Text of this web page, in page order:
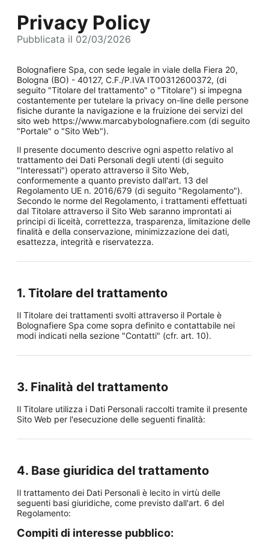
Privacy Policy
Pubblicata il 02/03/2026
Bolognafiere Spa, con sede legale in viale della Fiera 20,
Bologna (BO) - 40127, C.F./P.IVA IT00312600372, (di
seguito "Titolare del trattamento" o "Titolare") si impegna
costantemente per tutelare la privacy on-line delle persone
fisiche durante la navigazione e la fruizione dei servizi del
sito web https://www.marcabybolognafiere.com (di seguito
"Portale" o "Sito Web").
Il presente documento descrive ogni aspetto relativo al
trattamento dei Dati Personali degli utenti (di seguito
"Interessati") operato attraverso il Sito Web,
conformemente a quanto previsto dall'art. 13 del
Regolamento UE n. 2016/679 (di seguito "Regolamento").
Secondo le norme del Regolamento, i trattamenti effettuati
dal Titolare attraverso il Sito Web saranno improntati ai
principi di liceità, correttezza, trasparenza, limitazione delle
finalità e della conservazione, minimizzazione dei dati,
esattezza, integrità e riservatezza.
1. Titolare del trattamento
Il Titolare dei trattamenti svolti attraverso il Portale è
Bolognafiere Spa come sopra definito e contattabile nei
modi indicati nella sezione "Contatti" (cfr. art. 10).
3. Finalità del trattamento
Il Titolare utilizza i Dati Personali raccolti tramite il presente
Sito Web per l'esecuzione delle seguenti finalità:
4. Base giuridica del trattamento
Il trattamento dei Dati Personali è lecito in virtù delle
seguenti basi giuridiche, come previsto dall'art. 6 del
Regolamento:
Compiti di interesse pubblico: